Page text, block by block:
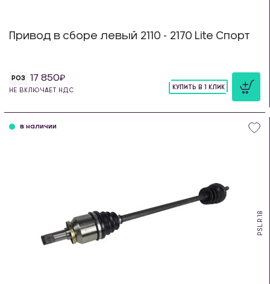
Привод в сборе левый 2110 - 2170 Lite Спорт
РОЗ 17 850
НЕ ВКЛЮЧАЕТ НДС
КУПИТЬ В 1 КЛИК
PSL.R.18
в наличии